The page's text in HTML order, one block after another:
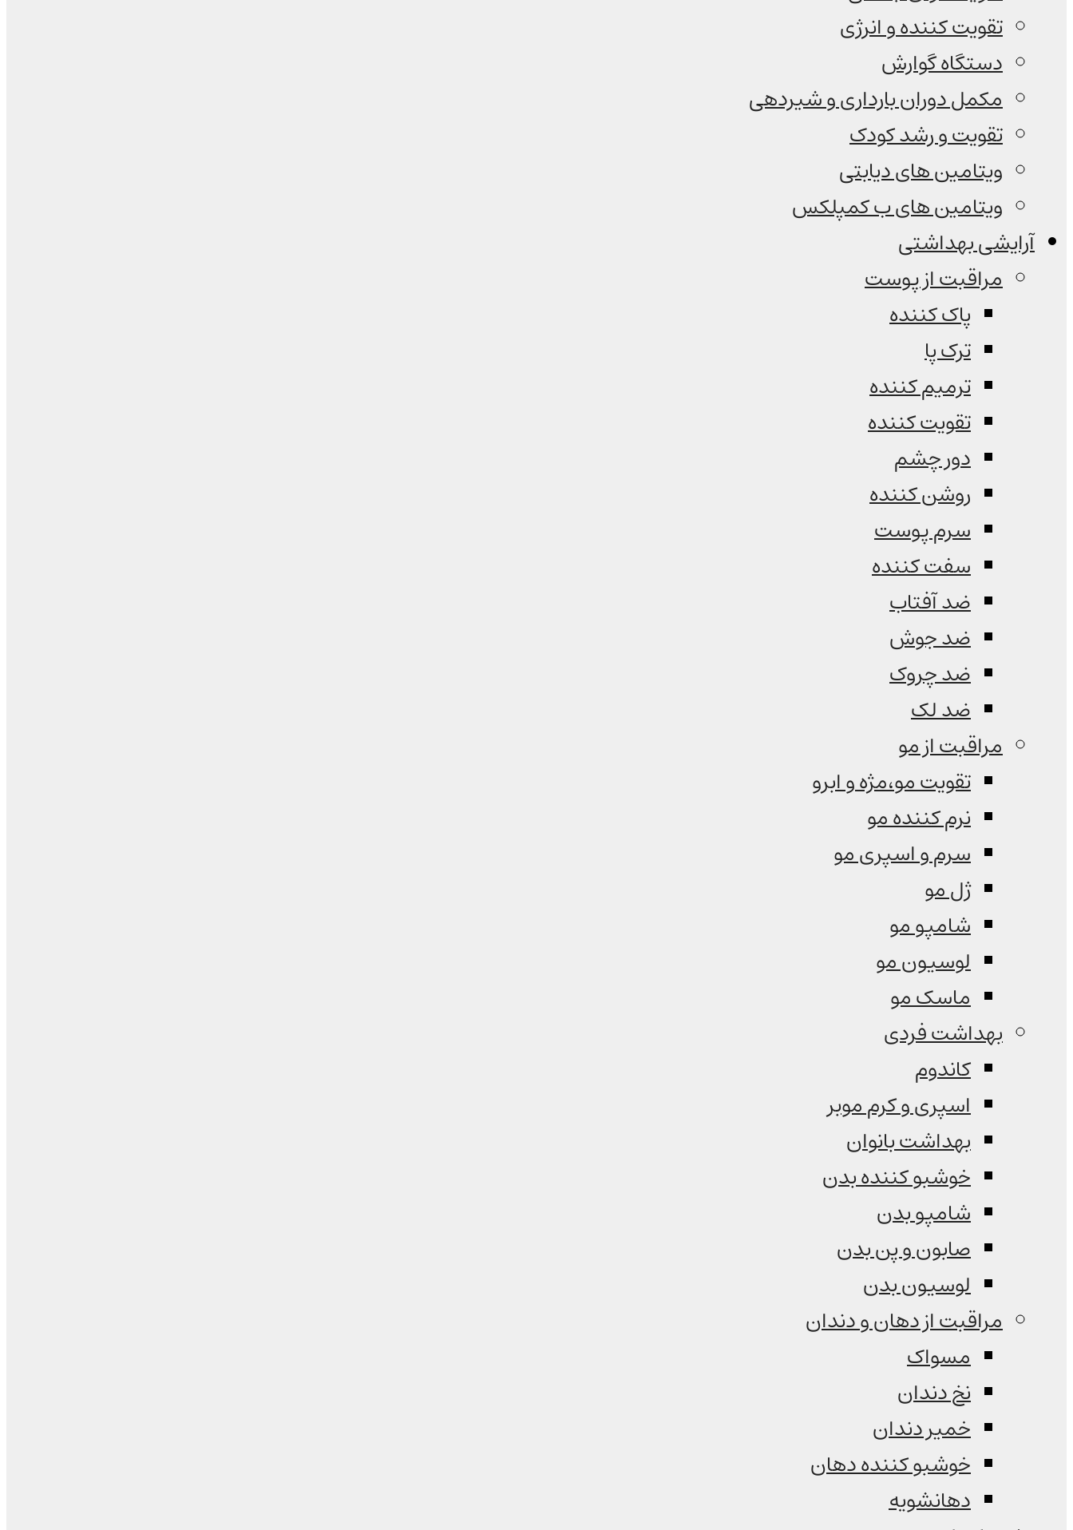
تقویت کننده و انرژی
دستگاه گوارش
مکمل دوران بارداری و شیردهی
تقویت و رشد کودک
ویتامین های دیابتی
ویتامین های ب کمپلکس
آرایشی بهداشتی
مراقبت از پوست
پاک کننده
ترک پا
ترمیم کننده
تقویت کننده
دور چشم
روشن کننده
سرم پوست
سفت کننده
ضد آفتاب
ضد جوش
ضد چروک
ضد لک
مراقبت از مو
تقویت مو،مژه و ابرو
نرم کننده مو
سرم و اسپری مو
ژل مو
شامپو مو
لوسیون مو
ماسک مو
بهداشت فردی
کاندوم
اسپری و کرم موبر
بهداشت بانوان
خوشبو کننده بدن
شامپو بدن
صابون و پن بدن
لوسیون بدن
مراقبت از دهان و دندان
مسواک
نخ دندان
خمیر دندان
خوشبو کننده دهان
دهانشویه